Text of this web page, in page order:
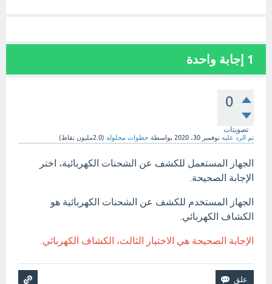
1 إجابة واحدة
0
تصويتات
تم الرد عليه نوفمبر 30، 2020 بواسطة خطوات محلوله (2.0مليون نقاط)
الجهاز المستعمل للكشف عن الشحنات الكهربائية، اختر
الإجابة الصحيحة.
الجهاز المستخدم للكشف عن الشحنات الكهربائية هو
الكشاف الكهربائي.
الإجابة الصحيحة هي الاختيار الثالث، الكشاف الكهربائي.